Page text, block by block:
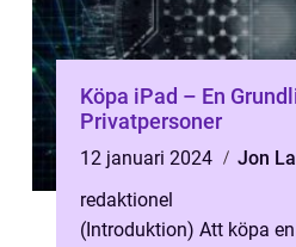
Köpa iPad – En
Privatpersoner
12 januari 2024
Jon
redaktionel
(Introduktion) Att köpa